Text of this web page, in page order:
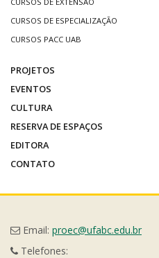
CURSOS DE ESPECIALIZAÇÃO
CURSOS PACC UAB
PROJETOS
EVENTOS
CULTURA
RESERVA DE ESPAÇOS
EDITORA
CONTATO
Email: proec@ufabc.edu.br
Telefones: